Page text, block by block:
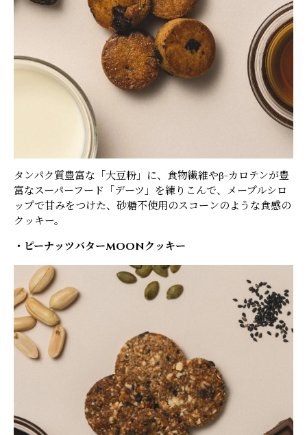
タンパク質豊富な「大豆粉」に、食物繊維やβ-カロテンが豊
富なスーパーフード「デーツ」を練りこんで、メープルシロ
ップで甘みをつけた、砂糖不使用のスコーンのような食感の
クッキー。
・ピーナッツバターMOONクッキー